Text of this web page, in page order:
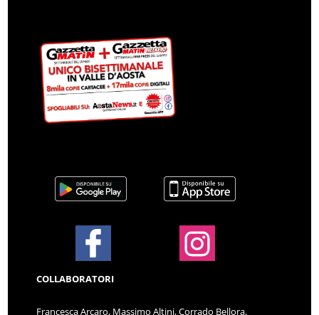
COLLABORATORI
Francesca Arcaro, Massimo Altini, Corrado Bellora,